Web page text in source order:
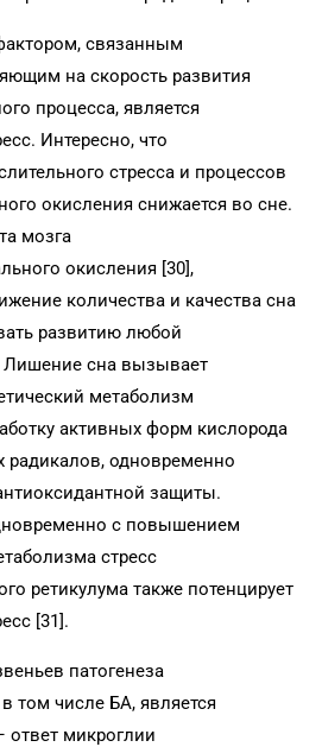
связанным
на скорость развития
процесса, является
Интересно, что
стресса и процессов
окисления снижается во сне.
мозга
окисления [30],
количества и качества сна
развитию любой
Лишение сна вызывает
метаболизм
активных форм кислорода
радикалов, одновременно
защиты.
с повышением
стресс
ретикулума также потенцирует
[31].
патогенеза
том числе БА, является
ответ микроглии